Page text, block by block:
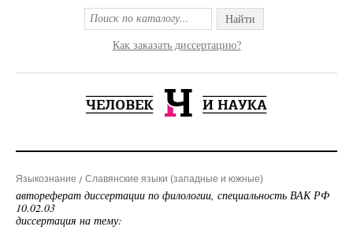
Найти
Как заказать диссертацию?
Языкознание Славянские языки (западные и южные)
автореферат диссертации по филологии, специальность ВАК РФ
10.02.03
диссертация на тему: